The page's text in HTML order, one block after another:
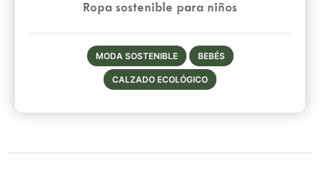
Ropa sostenible para niños
MODA SOSTENIBLE BEBÉS
CALZADO ECOLÓGICO